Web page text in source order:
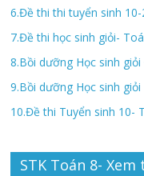
6.Đề thi thi tuyển sinh
7.Đề thi học sinh giỏi-
8.Bồi dưỡng Học sinh giỏi
9.Bồi dưỡng Học sinh giỏi
10.Đề thi Tuyển sinh 10-
STK Toán 8-